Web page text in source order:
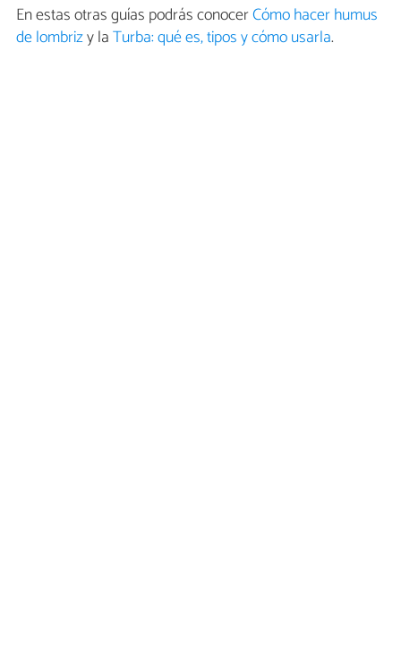
En estas otras guías podrás conocerCómo hacer humus
de lombrizy laTurba: qué es, tipos y cómo usarla.